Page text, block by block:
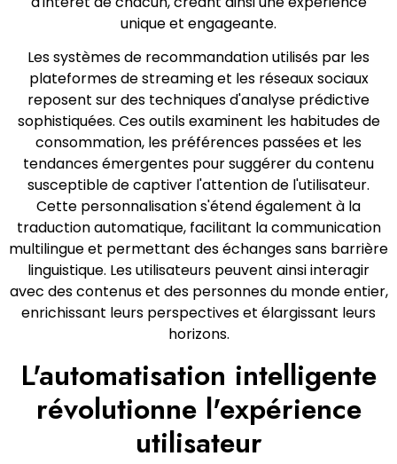
unique et engageante.
Les systèmes de recommandation utilisés par les
plateformes de streaming et les réseaux sociaux
reposent sur des techniques d'analyse prédictive
sophistiquées. Ces outils examinent les habitudes de
consommation, les préférences passées et les
tendances émergentes pour suggérer du contenu
susceptible de captiver l'attention de l'utilisateur.
Cette personnalisation s'étend également à la
traduction automatique, facilitant la communication
multilingue et permettant des échanges sans barrière
linguistique. Les utilisateurs peuvent ainsi interagir
avec des contenus et des personnes du monde entier,
enrichissant leurs perspectives et élargissant leurs
horizons.
L'automatisation intelligente
révolutionne l'expérience
utilisateur